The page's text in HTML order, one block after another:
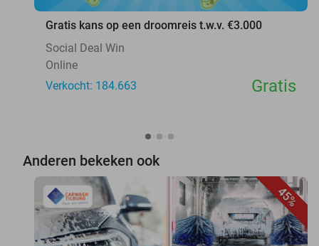
Gratis kans op een droomreis t.w.v. €3.000
Social Deal Win
Online
Verkocht: 184.663
Gratis
Anderen bekeken ook
45%